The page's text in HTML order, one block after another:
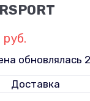
обновлялась
Доставка